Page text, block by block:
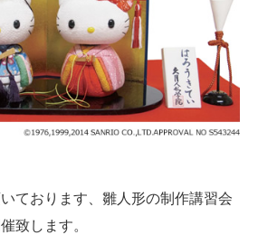
ております、雛人形の制作講習会
致します。